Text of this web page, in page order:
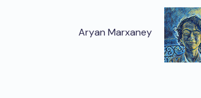
Aryan Marxaney